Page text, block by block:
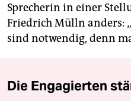
Sprecherin in einer
Friedrich Mülln anders:
sind notwendig, denn
Die Engagierten